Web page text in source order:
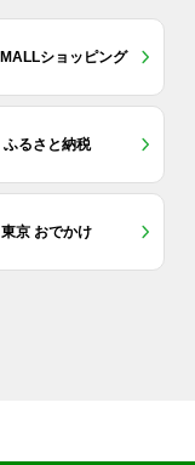
ショッピング
ふるさと納税
東京 おでかけ